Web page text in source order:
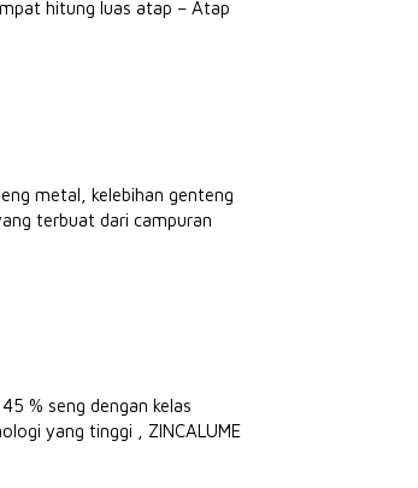
hitung luas atap – Atap
metal, kelebihan genteng
terbuat dari campuran
% seng dengan kelas
yang tinggi , ZINCALUME